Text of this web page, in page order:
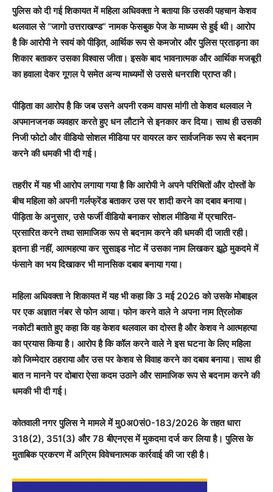
पुलिस को दी गई शिकायत में महिला अधिवक्ता ने बताया कि उसकी पहचान केशव
थलवाल से “जागो उत्तराखण्ड” नामक फेसबुक पेज के माध्यम से हुई थी। आरोप
है कि आरोपी ने स्वयं को पीड़ित, आर्थिक रूप से कमजोर और पुलिस प्रताड़ना का
शिकार बताकर उसका विश्वास जीता। इसके बाद भावनात्मक और आर्थिक मजबूरी
का हवाला देकर गूगल पे समेत अन्य माध्यमों से उससे धनराशि प्राप्त की।
पीड़िता का आरोप है कि जब उसने अपनी रकम वापस मांगी तो केशव थलवाल ने
अपमानजनक व्यवहार करते हुए धन लौटाने से इनकार कर दिया। साथ ही उसकी
निजी फोटो और वीडियो सोशल मीडिया पर वायरल कर सार्वजनिक रूप से बदनाम
करने की धमकी भी दी गई।
तहरीर में यह भी आरोप लगाया गया है कि आरोपी ने अपने परिचितों और दोस्तों के
बीच महिला को अपनी गर्लफ्रेंड बताकर उस पर शादी करने का दबाव बनाया।
पीड़िता के अनुसार, उसे फर्जी वीडियो बनाकर सोशल मीडिया में प्रचारित-
प्रसारित करने तथा सामाजिक रूप से बदनाम करने की धमकी दी जाती रही।
इतना ही नहीं, आत्महत्या कर सुसाइड नोट में उसका नाम लिखकर झूठे मुकदमे में
फंसाने का भय दिखाकर भी मानसिक दबाव बनाया गया।
महिला अधिवक्ता ने शिकायत में यह भी कहा कि 3 मई 2026 को उसके मोबाइल
पर एक अज्ञात नंबर से फोन आया। फोन करने वाले ने अपना नाम त्रिलोक
नकोटी बताते हुए कहा कि वह केशव थलवाल का दोस्त है और केशव ने आत्महत्या
का प्रयास किया है। आरोप है कि कॉल करने वाले ने इस घटना के लिए महिला
को जिम्मेदार ठहराया और उस पर केशव से विवाह करने का दबाव बनाया। साथ ही
बात न मानने पर दोबारा ऐसा कदम उठाने और सामाजिक रूप से बदनाम करने की
धमकी भी दी गई।
कोतवाली नगर पुलिस ने मामले में मु0अ0सं0-183/2026 के तहत धारा
318(2), 351(3) और 78 बीएनएस में मुकदमा दर्ज कर लिया है। पुलिस के
मुताबिक प्रकरण में अग्रिम विवेचनात्मक कार्रवाई की जा रही है।